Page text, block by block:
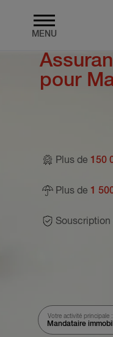
Skip to main content
MENU
pour
Plus de 150
Plus de 1
Souscription
Votre activité principale :
Mandataire